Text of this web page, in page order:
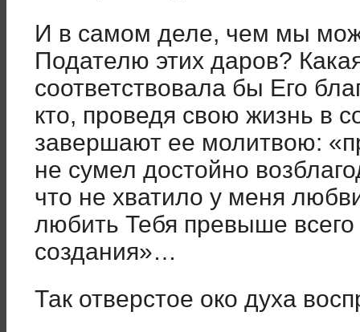
И в самом деле, чем мы
Подателю этих даров?
соответствовала бы Его
кто, проведя свою жизнь в
завершают ее молитвою:
не сумел достойно
что не хватило у меня
любить Тебя превыше
создания»…
Так отверстое око духа